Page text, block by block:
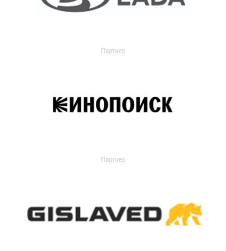
Партнер
Партнер